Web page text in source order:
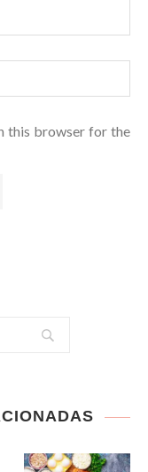
this browser for the